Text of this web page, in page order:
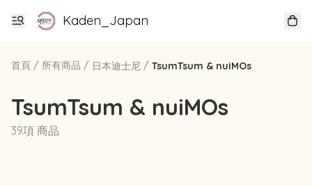
Kaden_Japan
首頁 / 所有商品 / 日本迪士尼 / TsumTsum & nuiMOs
TsumTsum & nuiMOs
39項 商品